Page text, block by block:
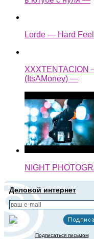
Lorde — Hard
(ItsAMoney) —
NIGHT
Деловой интернет
Подписаться письмом